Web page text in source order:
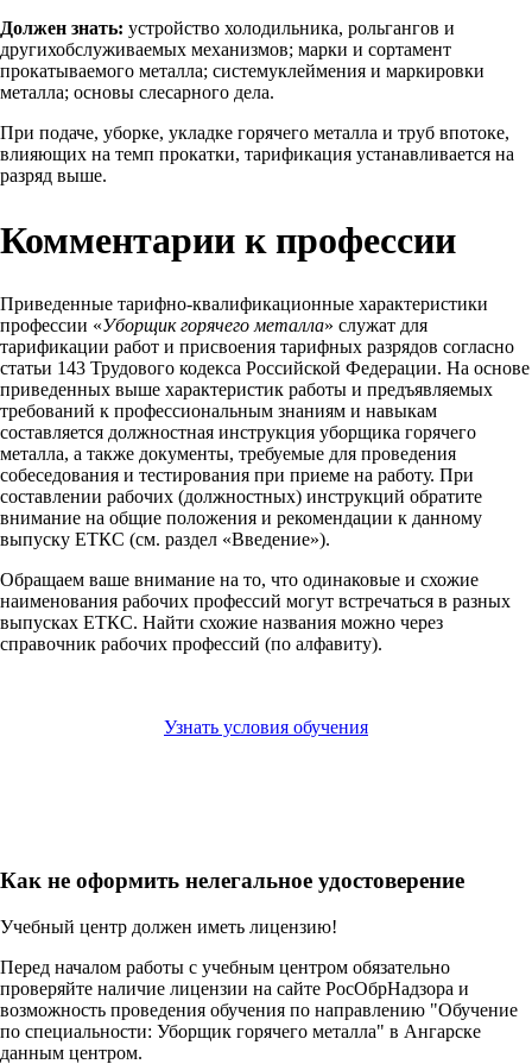
Должен знать: устройство холодильника, рольгангов и
другихобслуживаемых механизмов; марки и сортамент
прокатываемого металла; системуклеймения и маркировки
металла; основы слесарного дела.
При подаче, уборке, укладке горячего металла и труб впотоке,
влияющих на темп прокатки, тарификация устанавливается на
разряд выше.
Комментарии к профессии
Приведенные тарифно-квалификационные характеристики
профессии «Уборщик горячего металла» служат для
тарификации работ и присвоения тарифных разрядов согласно
статьи 143 Трудового кодекса Российской Федерации. На основе
приведенных выше характеристик работы и предъявляемых
требований к профессиональным знаниям и навыкам
составляется должностная инструкция уборщика горячего
металла, а также документы, требуемые для проведения
собеседования и тестирования при приеме на работу. При
составлении рабочих (должностных) инструкций обратите
внимание на общие положения и рекомендации к данному
выпуску ЕТКС (см. раздел «Введение»).
Обращаем ваше внимание на то, что одинаковые и схожие
наименования рабочих профессий могут встречаться в разных
выпусках ЕТКС. Найти схожие названия можно через
справочник рабочих профессий (по алфавиту).
Узнать условия обучения
Как не оформить нелегальное удостоверение
Учебный центр должен иметь лицензию!
Перед началом работы с учебным центром обязательно
проверяйте наличие лицензии на сайте РосОбрНадзора и
возможность проведения обучения по направлению "Обучение
по специальности: Уборщик горячего металла" в Ангарске
данным центром.